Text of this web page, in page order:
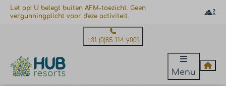
Let op! U belegt buiten AFM-toezicht. Geen
vergunningplicht voor deze activiteit.
+31 (0)85 114 9001
Menu